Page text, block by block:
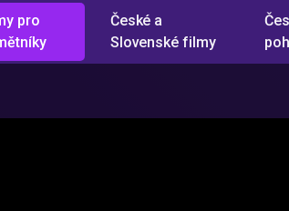
pro
České a
Slovenské filmy